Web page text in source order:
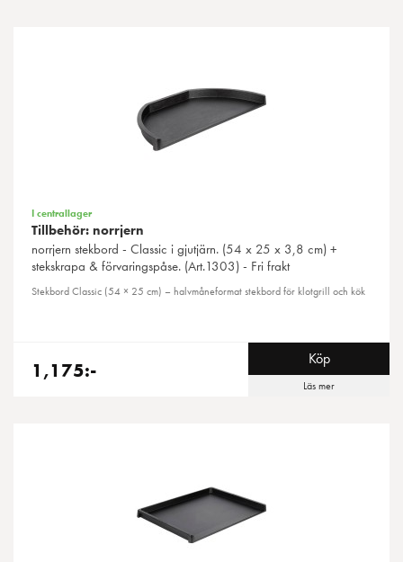
I centrallager
Tillbehör: norrjern
norrjern stekbord - Classic i gjutjärn. (54 x 25 x 3,8 cm) +
stekskrapa & förvaringspåse. (Art.1303) - Fri frakt
Stekbord Classic (54 × 25 cm) – halvmåneformat stekbord för klotgrill och kök
1,175:- Köp
Läs mer